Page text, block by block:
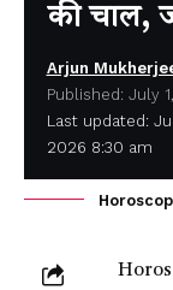
की चाल,
Last updated:
2026 8:30 am
Arjun
Published: July